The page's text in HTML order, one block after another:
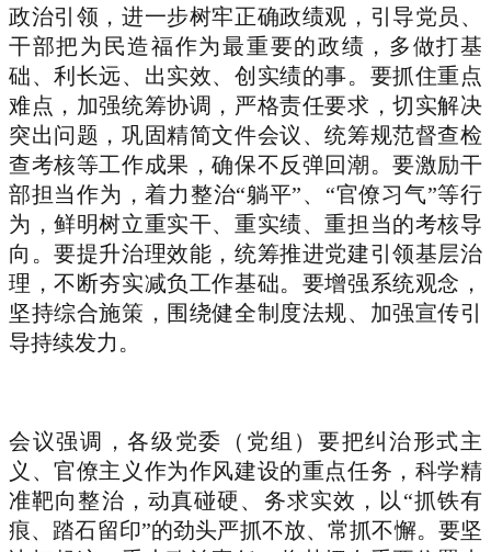
政治引领，进一步树牢正确政绩观，引导党员、
干部把为民造福作为最重要的政绩，多做打基
础、利长远、出实效、创实绩的事。要抓住重点
难点，加强统筹协调，严格责任要求，切实解决
突出问题，巩固精简文件会议、统筹规范督查检
查考核等工作成果，确保不反弹回潮。要激励干
部担当作为，着力整治“躺平”、“官僚习气”等行
为，鲜明树立重实干、重实绩、重担当的考核导
向。要提升治理效能，统筹推进党建引领基层治
理，不断夯实减负工作基础。要增强系统观念，
坚持综合施策，围绕健全制度法规、加强宣传引
导持续发力。
会议强调，各级党委（党组）要把纠治形式主
义、官僚主义作为作风建设的重点任务，科学精
准靶向整治，动真碰硬、务求实效，以“抓铁有
痕、踏石留印”的劲头严抓不放、常抓不懈。要坚